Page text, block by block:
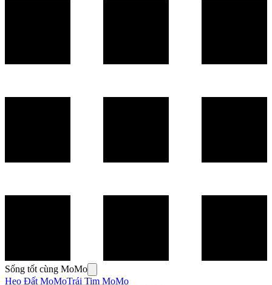
Sống tốt cùng MoMo
Heo Đất MoMoTrái Tim MoMo